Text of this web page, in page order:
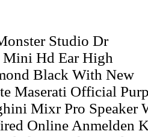
Studio Dr
Mini Hd Ear High
Black With New
Maserati Official
Mixr Pro Speaker
Online Anmelden